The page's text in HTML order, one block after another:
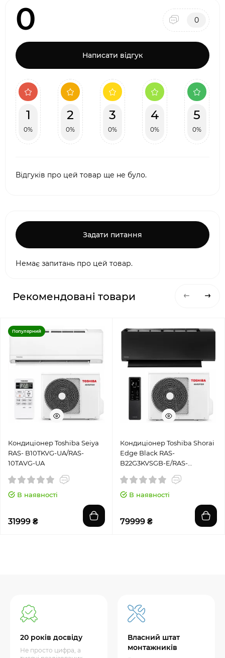
0 0
Написати відгук
1
0%
2
0%
3
0%
4
0%
5
0%
Відгуків про цей товар ще не було.
Задати питання
Немає запитань про цей товар.
Рекомендовані товари
Популярний
Кондиціонер Toshiba Seiya
RAS- B10TKVG-UA/RAS-
10TAVG-UA
В наявності
31999 ₴
Кондиціонер Toshiba Shorai
Edge Black RAS-
B22G3KVSGB-E/RAS-
В наявності
79999 ₴
20 років досвіду
Не просто цифра, а
Власний штат
монтажників